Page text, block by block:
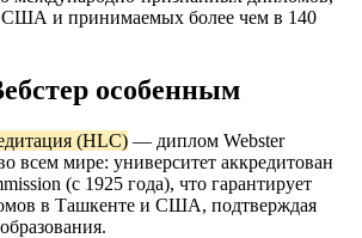
США и принимаемых более чем в 140
особенным
(HLC) — диплом Webster
всем мире: университет аккредитован
(с 1925 года), что гарантирует
в Ташкенте и США, подтверждая